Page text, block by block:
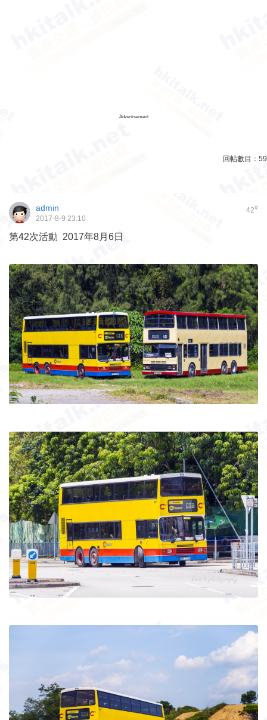
Advertisement
回帖數目： 59
42#
admin
2017-8-9 23:10
第42次活動 2017年8月6日